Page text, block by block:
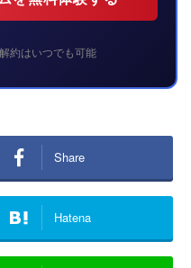
約はいつでも可能
Share
Hatena